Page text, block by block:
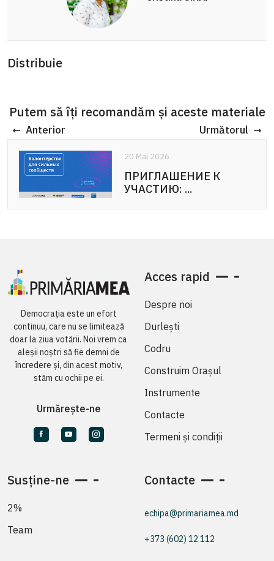
Distribuie
Putem să îți recomandăm și aceste materiale
Anterior Următorul
20 Mai 2026
ПРИГЛАШЕНИЕ К
УЧАСТИЮ: ...
20 Mai 2026
APEL DE PARTICIPARE:
Voluntariat pentru ...
Democrația este un efort
continuu, care nu se limitează
doar la ziua votării. Noi vrem ca
aleșii noștri să fie demni de
încredere și, din acest motiv,
stăm cu ochii pe ei.
Urmărește-ne
Acces rapid
Despre noi
Durlești
Codru
Construim Orașul
Instrumente
Contacte
Termeni și condiții
Susține-ne
2%
Team
Contacte
echipa@primariamea.md
+373 (602) 12 112